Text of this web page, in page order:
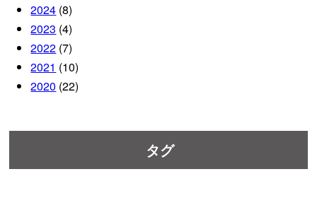
2024 (8)
2023 (4)
2022 (7)
2021 (10)
2020 (22)
タグ